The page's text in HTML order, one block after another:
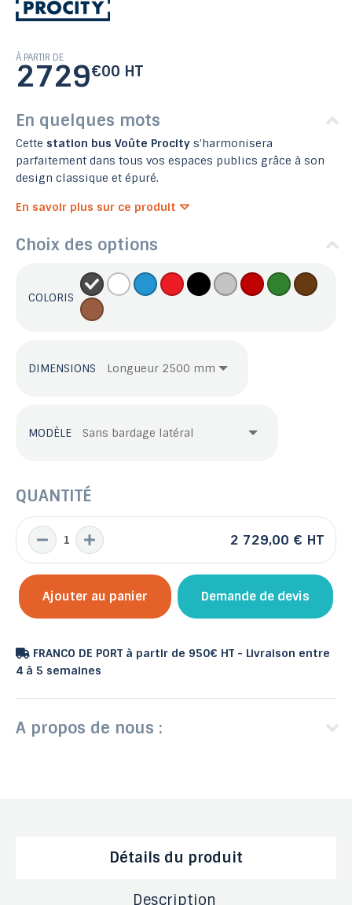
À PARTIR DE
2729€00 HT
En quelques mots
Cette station bus Voûte Procity s'harmonisera
parfaitement dans tous vos espaces publics grâce à son
design classique et épuré.
En savoir plus sur ce produit
Choix des options
COLORIS
DIMENSIONS
MODÈLE
QUANTITÉ
2 729,00 € HT
Ajouter au panier Demande de devis
FRANCO DE PORT à partir de 950€ HT - Livraison entre
4 à 5 semaines
A propos de nous :
Détails du produit
Description